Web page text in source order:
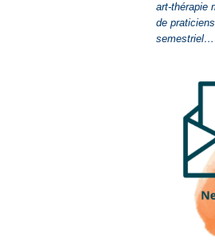
art-thérapie
de
semestriel…